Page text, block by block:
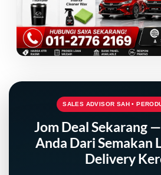
SALES ADVISOR SAH •
Jom Deal Sekarang
Anda Dari Semakan
Delivery